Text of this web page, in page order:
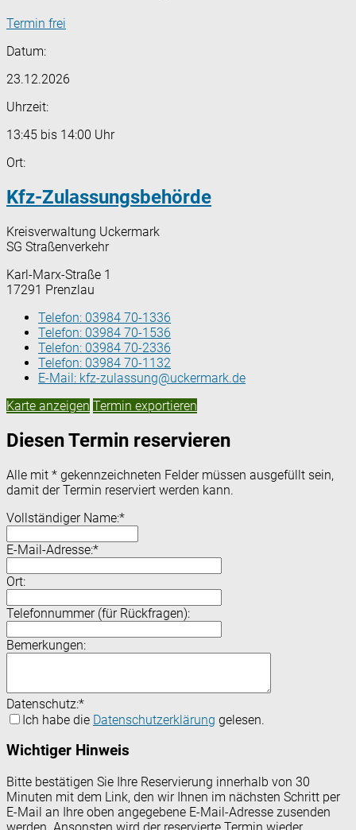
Termin frei
Datum:
23.12.2026
Uhrzeit:
13:45 bis 14:00 Uhr
Ort:
Kfz-Zulassungsbehörde
Kreisverwaltung Uckermark
SG Straßenverkehr
Karl-Marx-Straße 1
17291 Prenzlau
Telefon: 03984 70-1336
Telefon: 03984 70-1536
Telefon: 03984 70-2336
Telefon: 03984 70-1132
E-Mail: kfz-zulassung@uckermark.de
Karte anzeigen Termin exportieren
Diesen Termin reservieren
Alle mit * gekennzeichneten Felder müssen ausgefüllt sein,
damit der Termin reserviert werden kann.
Vollständiger Name:*
E-Mail-Adresse:*
Ort:
Telefonnummer (für Rückfragen):
Bemerkungen:
Datenschutz:*
Ich habe die Datenschutzerklärung gelesen.
Wichtiger Hinweis
Bitte bestätigen Sie Ihre Reservierung innerhalb von 30
Minuten mit dem Link, den wir Ihnen im nächsten Schritt per
E-Mail an Ihre oben angegebene E-Mail-Adresse zusenden